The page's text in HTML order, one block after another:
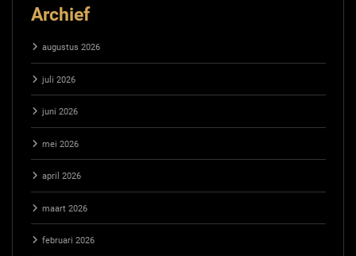
Archief
augustus 2026
juli 2026
juni 2026
mei 2026
april 2026
maart 2026
februari 2026